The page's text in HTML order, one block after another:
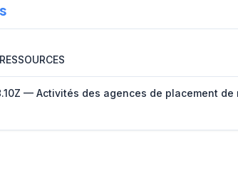
— Activités des agences de placement